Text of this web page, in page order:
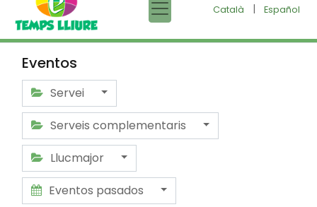
Català | Español
Eventos
Servei
Serveis complementaris
Llucmajor
Eventos pasados